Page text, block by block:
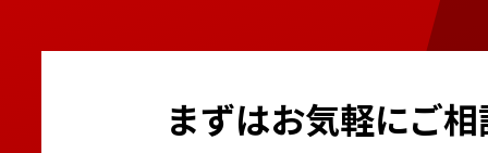
まずはお気軽にご